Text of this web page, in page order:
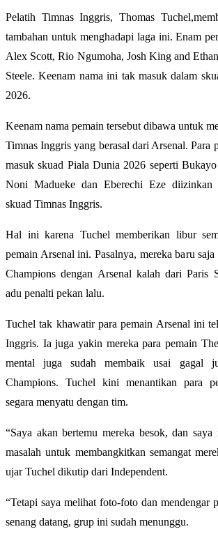
Pelatih Timnas Inggris, Thomas
tambahan untuk menghadapi laga ini. Enam
Alex Scott, Rio Ngumoha, Josh King and
Steele. Keenam nama ini tak masuk dalam
2026.
Keenam nama pemain tersebut dibawa untuk
Timnas Inggris yang berasal dari Arsenal. Para
masuk skuad Piala Dunia 2026 seperti
Noni Madueke dan Eberechi Eze diizinkan
skuad Timnas Inggris.
Hal ini karena Tuchel memberikan libur
pemain Arsenal ini. Pasalnya, mereka baru
Champions dengan Arsenal kalah dari Paris
adu penalti pekan lalu.
Tuchel tak khawatir para pemain Arsenal ini
Inggris. Ia juga yakin mereka para pemain
mental juga sudah membaik usai gagal
Champions. Tuchel kini menantikan para
segara menyatu dengan tim.
“Saya akan bertemu mereka besok, dan saya
masalah untuk membangkitkan semangat
ujar Tuchel dikutip dari Independent.
“Tetapi saya melihat foto-foto dan mendengar
senang datang, grup ini sudah menunggu.